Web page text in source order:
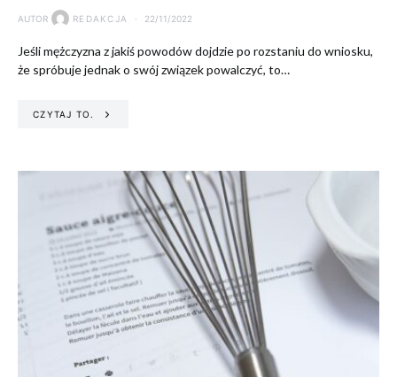
AUTOR REDAKCJA 22/11/2022
Jeśli mężczyzna z jakiś powodów dojdzie po rozstaniu do wniosku,
że spróbuje jednak o swój związek powalczyć, to…
CZYTAJ TO.